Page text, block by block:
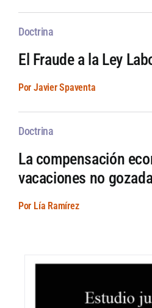
Doctrina
El Fraude a la Ley
Por Javier Spaventa
Doctrina
La compensación
vacaciones no
Por Lía Ramírez